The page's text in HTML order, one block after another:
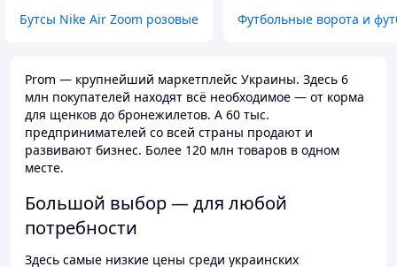
Бутсы Nike Air Zoom розовые Футбольные ворота и
Prom — крупнейший маркетплейс Украины. Здесь 6
млн покупателей находят всё необходимое — от корма
для щенков до бронежилетов. А 60 тыс.
предпринимателей со всей страны продают и
развивают бизнес. Более 120 млн товаров в одном
месте.
Большой выбор — для любой
потребности
Здесь самые низкие цены среди украинских